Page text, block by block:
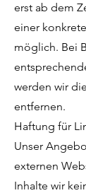
erst ab dem
einer
möglich. Bei
werden wir
entfernen.
Haftung für
Unser
externen
Inhalte wir